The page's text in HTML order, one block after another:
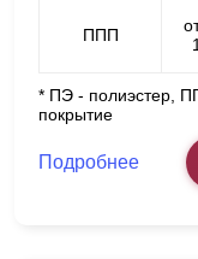
ППП
* ПЭ - полиэстер,
покрытие
Подробнее